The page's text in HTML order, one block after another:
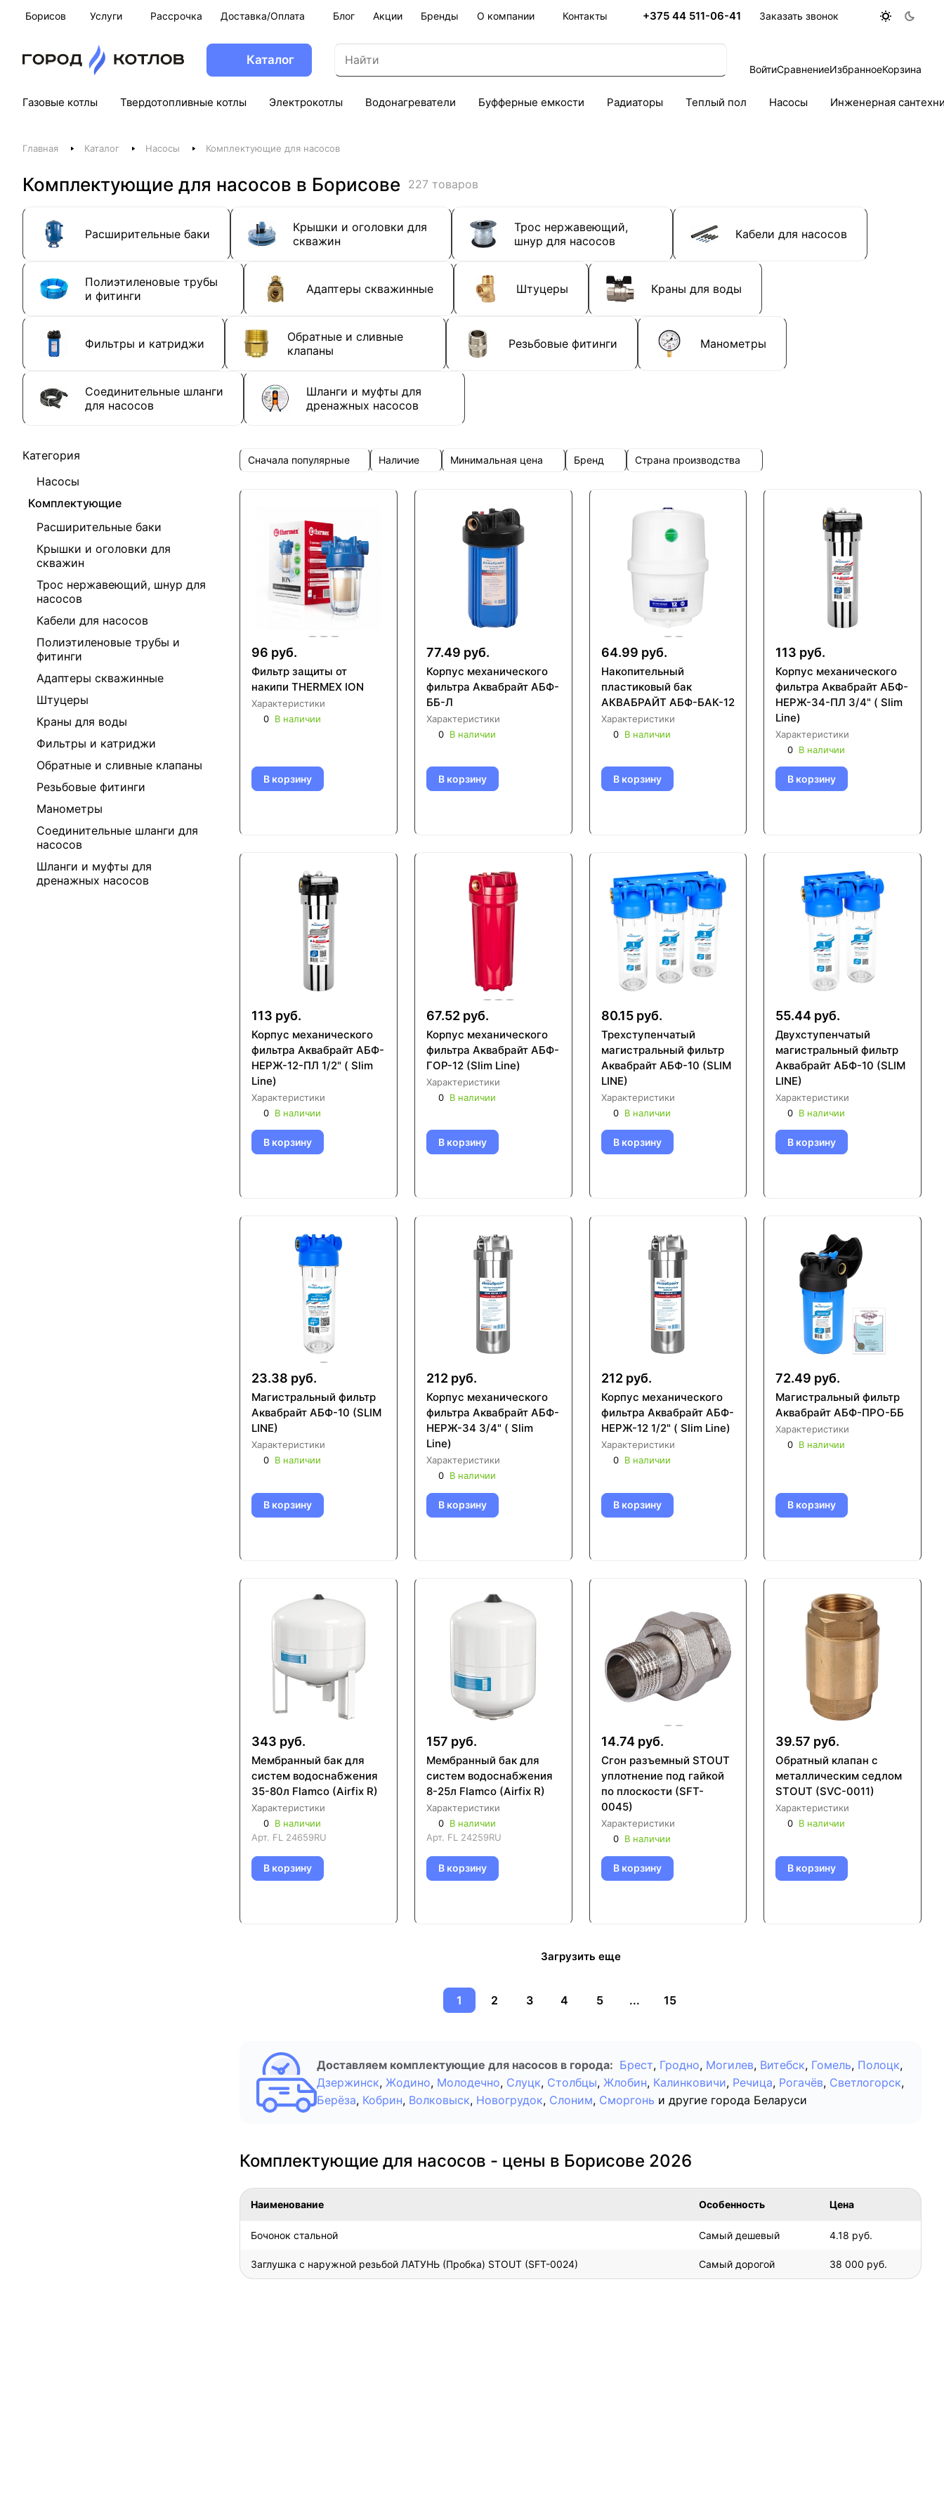
Борисов Услуги Рассрочка Доставка/Оплата Блог Акции Бренды О компании Контакты +375 44 511-06-41 Заказать звонок
Каталог
ВойтиСравнениеИзбранноеКорзина
Газовые котлы Твердотопливные котлы Электрокотлы Водонагреватели Буфферные емкости Радиаторы Теплый пол Насосы Инженерная
Главная Каталог Насосы Комплектующие для насосов
Комплектующие для насосов в Борисове 227 товаров
Расширительные баки
Крышки и оголовки для
скважин
Трос нержавеющий,
шнур для насосов
Кабели для насосов
Полиэтиленовые трубы
и фитинги
Адаптеры скважинные Штуцеры Краны для воды
Фильтры и катриджи
Обратные и сливные
клапаны
Резьбовые фитинги Манометры
Соединительные шланги
для насосов
Шланги и муфты для
дренажных насосов
Категория
Насосы
Комплектующие
Расширительные баки
Крышки и оголовки для
скважин
Трос нержавеющий, шнур для
насосов
Кабели для насосов
Полиэтиленовые трубы и
фитинги
Адаптеры скважинные
Штуцеры
Краны для воды
Фильтры и катриджи
Обратные и сливные клапаны
Резьбовые фитинги
Манометры
Соединительные шланги для
насосов
Шланги и муфты для
дренажных насосов
Сначала популярные Наличие Минимальная цена Бренд Страна производства
96 руб.
Фильтр защиты от
накипи THERMEX ION
Характеристики
0 В наличии
В корзину
77.49 руб.
Корпус механического
фильтра Аквабрайт АБФ-
ББ-Л
Характеристики
0 В наличии
В корзину
64.99 руб.
Накопительный
пластиковый бак
АКВАБРАЙТ АБФ-БАК-12
Характеристики
0 В наличии
В корзину
113 руб.
Корпус механического
фильтра Аквабрайт АБФ-
НЕРЖ-34-ПЛ 3/4" ( Slim
Line)
Характеристики
0 В наличии
В корзину
113 руб.
Корпус механического
фильтра Аквабрайт АБФ-
НЕРЖ-12-ПЛ 1/2" ( Slim
Line)
Характеристики
0 В наличии
В корзину
67.52 руб.
Корпус механического
фильтра Аквабрайт АБФ-
ГОР-12 (Slim Line)
Характеристики
0 В наличии
В корзину
80.15 руб.
Трехступенчатый
магистральный фильтр
Аквабрайт АБФ-10 (SLIM
LINE)
Характеристики
0 В наличии
В корзину
55.44 руб.
Двухступенчатый
магистральный фильтр
Аквабрайт АБФ-10 (SLIM
LINE)
Характеристики
0 В наличии
В корзину
23.38 руб.
Магистральный фильтр
Аквабрайт АБФ-10 (SLIM
LINE)
Характеристики
0 В наличии
В корзину
212 руб.
Корпус механического
фильтра Аквабрайт АБФ-
НЕРЖ-34 3/4" ( Slim
Line)
Характеристики
0 В наличии
В корзину
212 руб.
Корпус механического
фильтра Аквабрайт АБФ-
НЕРЖ-12 1/2" ( Slim Line)
Характеристики
0 В наличии
В корзину
72.49 руб.
Магистральный фильтр
Аквабрайт АБФ-ПРО-ББ
Характеристики
0 В наличии
В корзину
343 руб.
Мембранный бак для
систем водоснабжения
35-80л Flamco (Airfix R)
Характеристики
0 В наличии
Арт. FL 24659RU
В корзину
157 руб.
Мембранный бак для
систем водоснабжения
8-25л Flamco (Airfix R)
Характеристики
0 В наличии
Арт. FL 24259RU
В корзину
14.74 руб.
Сгон разъемный STOUT
уплотнение под гайкой
по плоскости (SFT-
0045)
Характеристики
0 В наличии
В корзину
39.57 руб.
Обратный клапан с
металлическим седлом
STOUT (SVC-0011)
Характеристики
0 В наличии
В корзину
Загрузить еще
1 2 3 4 5 ... 15
Доставляем комплектующие для насосов в города: Брест, Гродно, Могилев, Витебск, Гомель, Полоцк,
Дзержинск, Жодино, Молодечно, Слуцк, Столбцы, Жлобин, Калинковичи, Речица, Рогачёв, Светлогорск,
Берёза, Кобрин, Волковыск, Новогрудок, Слоним, Сморгонь и другие города Беларуси
Комплектующие для насосов - цены в Борисове 2026
Наименование Особенность Цена
Бочонок стальной Самый дешевый 4.18 руб.
Заглушка с наружной резьбой ЛАТУНЬ (Пробка) STOUT (SFT-0024) Самый дорогой 38 000 руб.